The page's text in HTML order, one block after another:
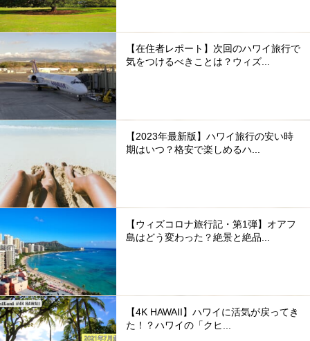
【在住者レポート】次回のハワイ旅行で
気をつけるべきことは？ウィズ...
【2023年最新版】ハワイ旅行の安い時
期はいつ？格安で楽しめるハ...
【ウィズコロナ旅行記・第1弾】オアフ
島はどう変わった？絶景と絶品...
【4K HAWAII】ハワイに活気が戻ってき
た！？ハワイの「クヒ...